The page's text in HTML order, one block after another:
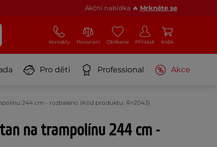
Akční nabídka 🔥 Mrkněte se
Kontakty Porovnání Oblíbené Přihlásit Košík
Pro děti Professional Akce
244 cm - rozbaleno (Kód produktu: R=2043)
na trampolínu 244 cm -